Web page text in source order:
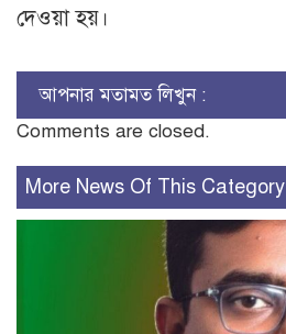
দেওয়া হয়।
আপনার মতামত লিখুন :
Comments are closed.
More News Of This Category